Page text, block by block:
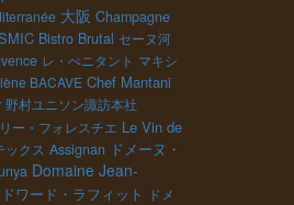
大阪 Champagne
Bistro Brutal セーヌ河
レ・ぺニタント マキシ
BACAVE Chef Mantani
野村ユニソン諏訪本社
ー・フォレスチエ Le Vin de
ックス Assignan ドメーヌ・
Domaine Jean-
ワード・ラフィット
ドメ